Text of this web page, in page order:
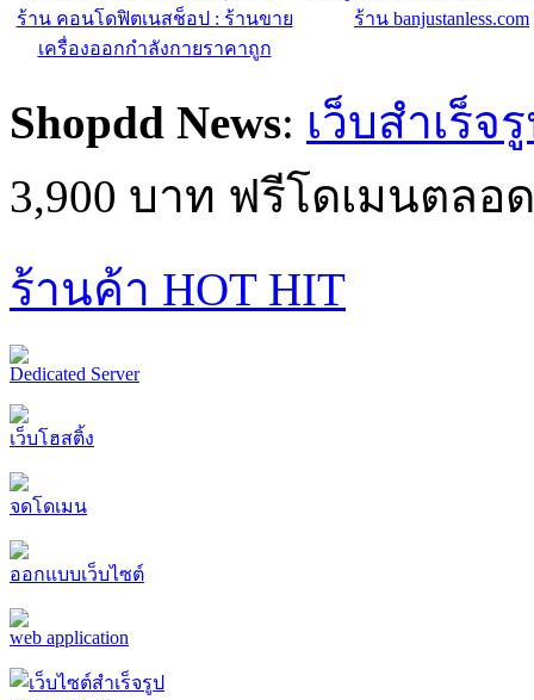
ร้าน คอนโดฟิตเนสช็อป : ร้านขาย
เครื่องออกกำลังกายราคาถูก
ร้าน banjustanless.com
Shopdd News: เว็บสำเร็จ
3,900 บาท ฟรีโดเมนตลอ
ร้านค้า HOT HIT
Dedicated Server
เว็บโฮสติ้ง
จดโดเมน
ออกแบบเว็บไซต์
web application